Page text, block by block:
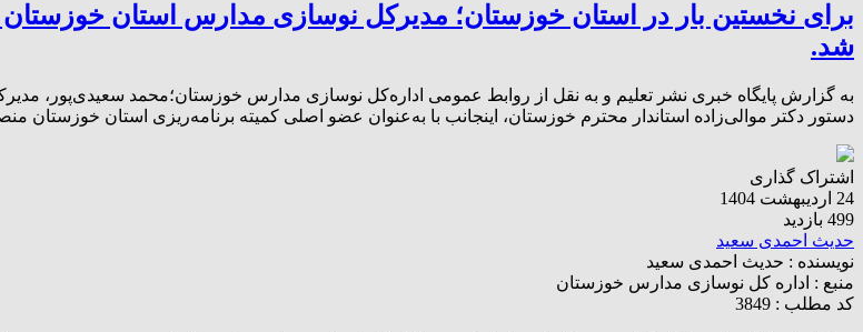
برای نخستین بار در استان خوزستان؛ مدیرکل نوسازی مدارس استان
شد.
به گزارش پایگاه خبری نشر تعلیم و به نقل از روابط‌ عمومی اداره‌کل نوسازی مدارس خوزستان؛محمد سعیدی‌پور،
دستور دکتر موالی‌زاده استاندار محترم خوزستان، اینجانب با به‌عنوان عضو اصلی کمیته برنامه‌ریزی استان
اشتراک گذاری
24 اردیبهشت 1404
499 بازدید
حدیث احمدی سعید
نویسنده : حدیث احمدی سعید
منبع : اداره کل نوسازی مدارس خوزستان
کد مطلب : 3849